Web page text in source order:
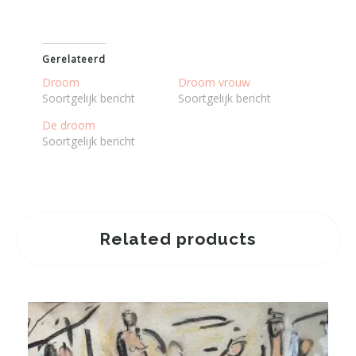
Gerelateerd
Droom
Soortgelijk bericht
Droom vrouw
Soortgelijk bericht
De droom
Soortgelijk bericht
Related products